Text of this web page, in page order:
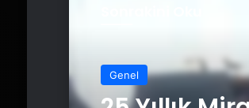
Genel
Genel